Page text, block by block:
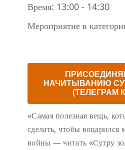
Время: 13:00 - 14:30
Мероприятие в
НАЧИТЫВАНИЮ
(ТЕЛЕГРАМ
«Самая полезная вещь,
сделать, чтобы воцарился
войны — читать «Сутру